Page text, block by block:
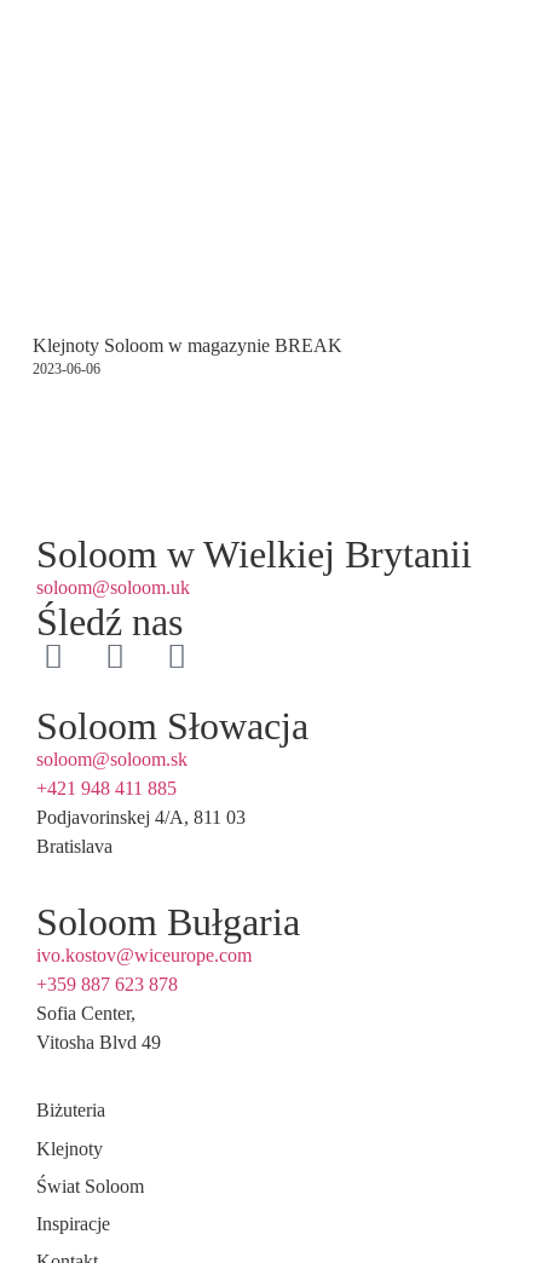
Klejnoty Soloom w magazynie BREAK
2023-06-06
Soloom w Wielkiej Brytanii
soloom@soloom.uk
Śledź nas
Soloom Słowacja
soloom@soloom.sk
+421 948 411 885
Podjavorinskej 4/A, 811 03
Bratislava
Soloom Bułgaria
ivo.kostov@wiceurope.com
+359 887 623 878
Sofia Center,
Vitosha Blvd 49
Biżuteria
Klejnoty
Świat Soloom
Inspiracje